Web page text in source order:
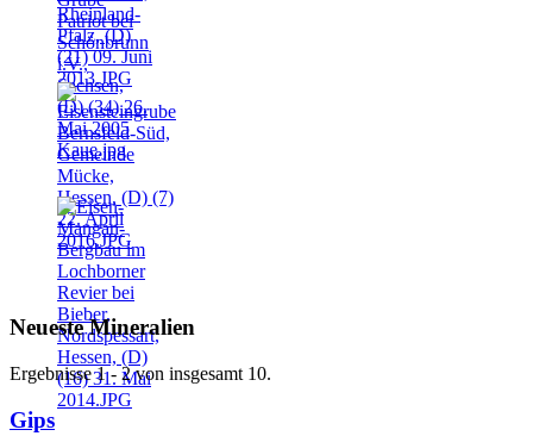
Neueste Mineralien
Ergebnisse 1 - 2 von insgesamt 10.
Gips